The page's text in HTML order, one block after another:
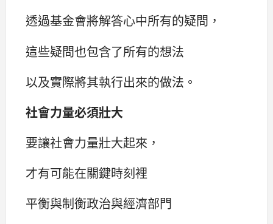
透過基金會將解答心中所有的疑問，
這些疑問也包含了所有的想法
以及實際將其執行出來的做法。
社會力量必須壯大
要讓社會力量壯大起來，
才有可能在關鍵時刻裡
平衡與制衡政治與經濟部門